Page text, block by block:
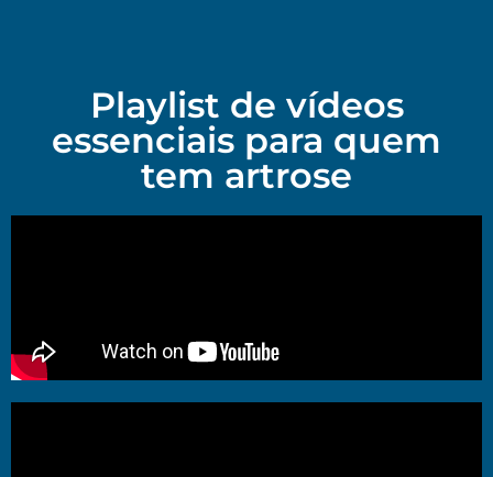
Playlist de vídeos
essenciais para quem
tem artrose